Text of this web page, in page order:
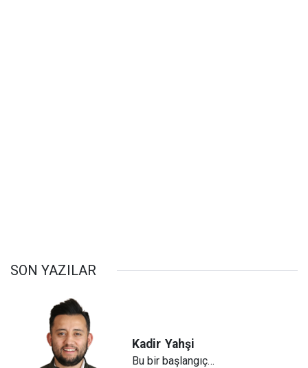
SON YAZILAR
Kadir Yahşi
Bu bir başlangıç…